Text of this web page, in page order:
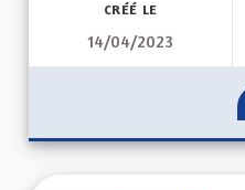
CRÉÉ LE
14/04/2023